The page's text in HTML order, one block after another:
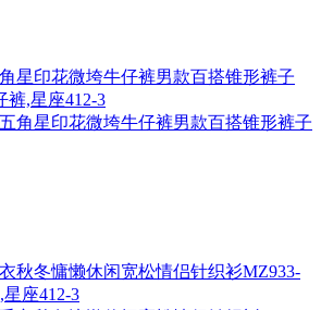
角星印花微垮牛仔裤男款百搭锥形裤子